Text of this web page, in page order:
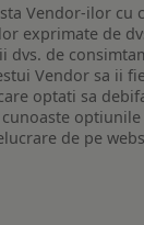
Vendor-ilor
exprimate de
de
Vendor sa ii
optati sa
de pe